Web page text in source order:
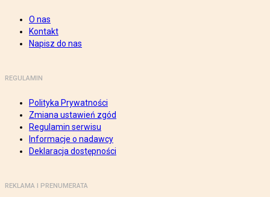
O nas
Kontakt
Napisz do nas
REGULAMIN
Polityka Prywatności
Zmiana ustawień zgód
Regulamin serwisu
Informacje o nadawcy
Deklaracja dostępności
REKLAMA I PRENUMERATA